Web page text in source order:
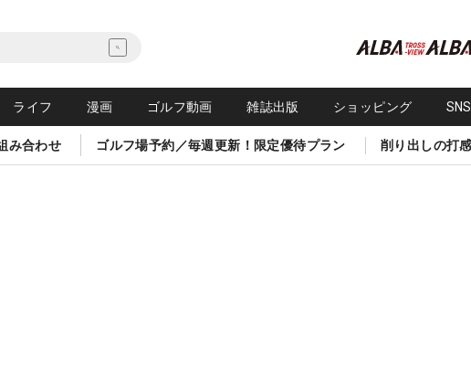
ライフ 漫画 ゴルフ動画 雑誌出版 ショッピング
み合わせ ゴルフ場予約／毎週更新！限定優待プラン 削り出しの打